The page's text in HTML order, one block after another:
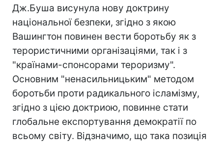
Дж.Буша висунула нову доктрину
національної безпеки, згідно з якою
Вашингтон повинен вести боротьбу як з
терористичними організаціями, так і з
"країнами-спонсорами тероризму".
Основним "ненасильницьким" методом
боротьби проти радикального ісламізму,
згідно з цією доктриою, повинне стати
глобальне експортування демократії по
всьому світу. Відзначимо, що така позиція